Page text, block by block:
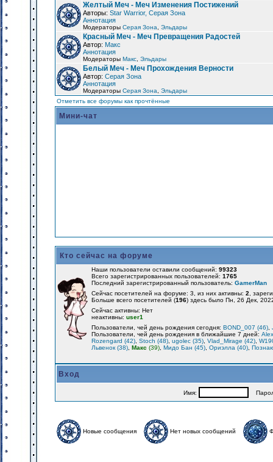
Желтый Меч - Меч Изменения Постижений
Авторы: Star Warrior, Серая Зона
Аннотация
Модераторы Серая Зона Эльдары
Красный Меч - Меч Превращения Радостей
Автор: Макс
Аннотация
Модераторы Макс Эльдары
Белый Меч - Меч Прохождения Верности
Автор: Серая Зона
Аннотация
Модераторы Серая Зона
Эльдары
Отметить все форумы как прочтённые
Мини-чат
Кто сейчас на форуме
Наши пользователи оставили сообщений: 99323
Всего зарегистрированных пользователей: 1765
Последний зарегистрированный пользователь: GamerMan
Сейчас посетителей на форуме: 3, из них активны: 2 ,
Больше всего посетителей (196) здесь было Пн, 26 Дек,
Сейчас активны: Нет
неактивны: user1
Пользователи, чей день рождения сегодня: BOND_007 (46)
Пользователи, чей день рождения в ближайшие 7 дней:
Rozengard (42) Stoch (48) ugolec (35) Vlad_Mirage (42)
Львенок (38) Макс (39) Мидо Бан (45) Ориэлла (40)
Вход
Имя:
Новые сообщения Нет новых сообщений